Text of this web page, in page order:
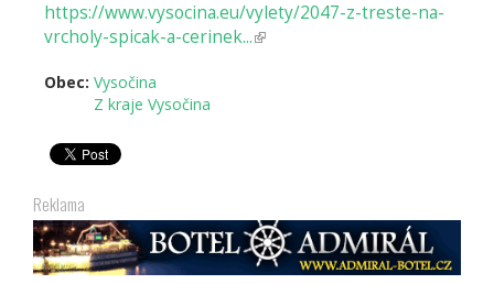
https://www.vysocina.eu/vylety/2047-z-treste-na-
vrcholy-spicak-a-cerinek...(odkaz
Obec: Vysočina
Z kraje Vysočina
Reklama